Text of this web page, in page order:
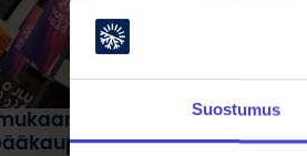
Suostumus
Euroopan